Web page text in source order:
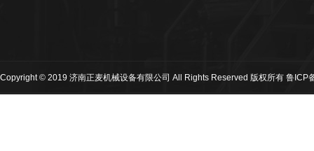
Copyright © 2019 济南正麦机械设备有限公司 All Rights Reserved 版权所有 鲁ICP